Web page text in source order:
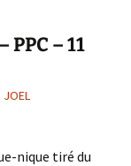
– 11
JOEL
nique tiré du